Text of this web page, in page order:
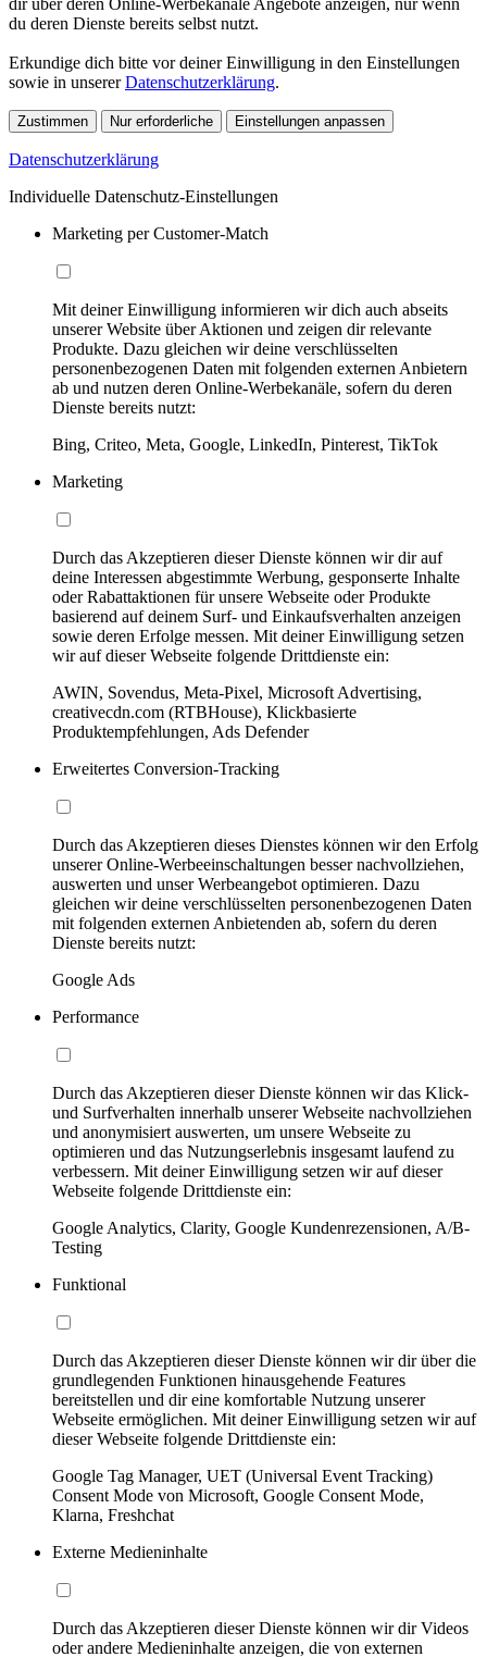
du deren Dienste bereits selbst nutzt.
Erkundige dich bitte vor deiner Einwilligung in den Einstellungen
sowie in unsererDatenschutzerklärung.
Zustimmen Nur erforderliche Einstellungen anpassen
Datenschutzerklärung
Individuelle Datenschutz-Einstellungen
Marketing per Customer-Match
Mit deiner Einwilligung informieren wir dich auch abseits
unserer Website über Aktionen und zeigen dir relevante
Produkte. Dazu gleichen wir deine verschlüsselten
personenbezogenen Daten mit folgenden externen Anbietern
ab und nutzen deren Online-Werbekanäle, sofern du deren
Dienste bereits nutzt:
Bing, Criteo, Meta, Google, LinkedIn, Pinterest, TikTok
Marketing
Durch das Akzeptieren dieser Dienste können wir dir auf
deine Interessen abgestimmte Werbung, gesponserte Inhalte
oder Rabattaktionen für unsere Webseite oder Produkte
basierend auf deinem Surf- und Einkaufsverhalten anzeigen
sowie deren Erfolge messen. Mit deiner Einwilligung setzen
wir auf dieser Webseite folgende Drittdienste ein:
AWIN, Sovendus, Meta-Pixel, Microsoft Advertising,
creativecdn.com (RTBHouse), Klickbasierte
Produktempfehlungen, Ads Defender
Erweitertes Conversion-Tracking
Durch das Akzeptieren dieses Dienstes können wir den Erfolg
unserer Online-Werbeeinschaltungen besser nachvollziehen,
auswerten und unser Werbeangebot optimieren. Dazu
gleichen wir deine verschlüsselten personenbezogenen Daten
mit folgenden externen Anbietenden ab, sofern du deren
Dienste bereits nutzt:
Google Ads
Performance
Durch das Akzeptieren dieser Dienste können wir das Klick-
und Surfverhalten innerhalb unserer Webseite nachvollziehen
und anonymisiert auswerten, um unsere Webseite zu
optimieren und das Nutzungserlebnis insgesamt laufend zu
verbessern. Mit deiner Einwilligung setzen wir auf dieser
Webseite folgende Drittdienste ein:
Google Analytics, Clarity, Google Kundenrezensionen, A/B-
Testing
Funktional
Durch das Akzeptieren dieser Dienste können wir dir über die
grundlegenden Funktionen hinausgehende Features
bereitstellen und dir eine komfortable Nutzung unserer
Webseite ermöglichen. Mit deiner Einwilligung setzen wir auf
dieser Webseite folgende Drittdienste ein:
Google Tag Manager, UET (Universal Event Tracking)
Consent Mode von Microsoft, Google Consent Mode,
Klarna, Freshchat
Externe Medieninhalte
Durch das Akzeptieren dieser Dienste können wir dir Videos
oder andere Medieninhalte anzeigen, die von externen